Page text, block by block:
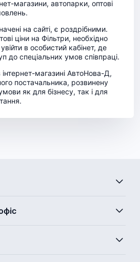
магазини, автопарки, оптові
на сайті, є роздрібними.
ціни на Фільтри, необхідно
в особистий кабінет, де
до спеціальних умов співпраці.
магазині АвтоНова-Д,
постачальника, розвинену
як для бізнесу, так і для